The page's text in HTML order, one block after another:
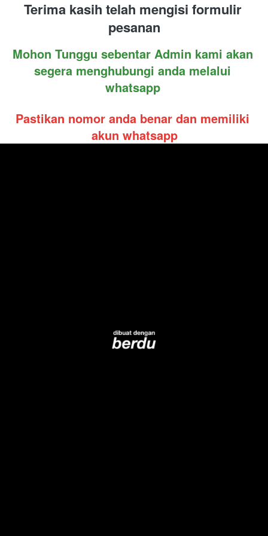
Terima kasih telah mengisi formulir
pesanan
Mohon Tunggu sebentar Admin kami akan
segera menghubungi anda melalui
whatsapp
Pastikan nomor anda benar dan memiliki
akun whatsapp